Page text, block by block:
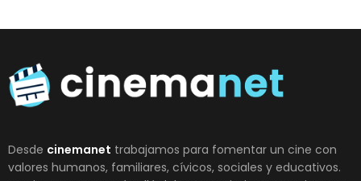
Desde cinemanet trabajamos para fomentar un cine con
valores humanos, familiares, cívicos, sociales y educativos.